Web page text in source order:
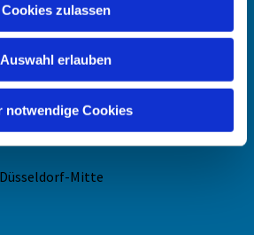
Cookies zulassen
Auswahl erlauben
notwendige Cookies
40
Mo und Do 11.30 - 13 Uhr)
Mitte